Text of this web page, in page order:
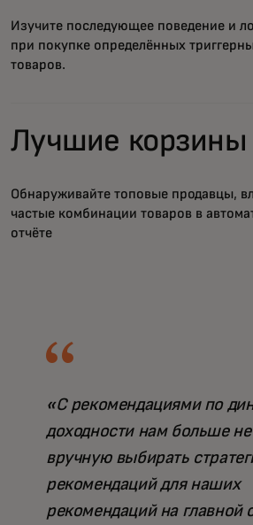
Изучите последующее поведение и
при покупке определённых
товаров.
Лучшие корзины
Обнаруживайте топовые продавцы,
частые комбинации товаров в
отчёте
«С рекомендациями по
доходности нам больше
вручную выбирать
рекомендаций для наших
рекомендаций на главной